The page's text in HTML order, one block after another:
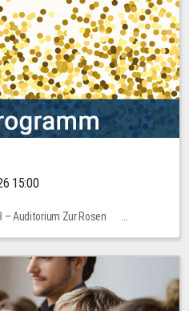
15:00
Auditorium Zur Rosen